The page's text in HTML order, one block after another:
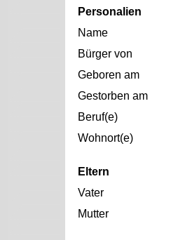
Personalien
Name
Bürger von
Geboren am
Gestorben am
Beruf(e)
Wohnort(e)
Eltern
Vater
Mutter